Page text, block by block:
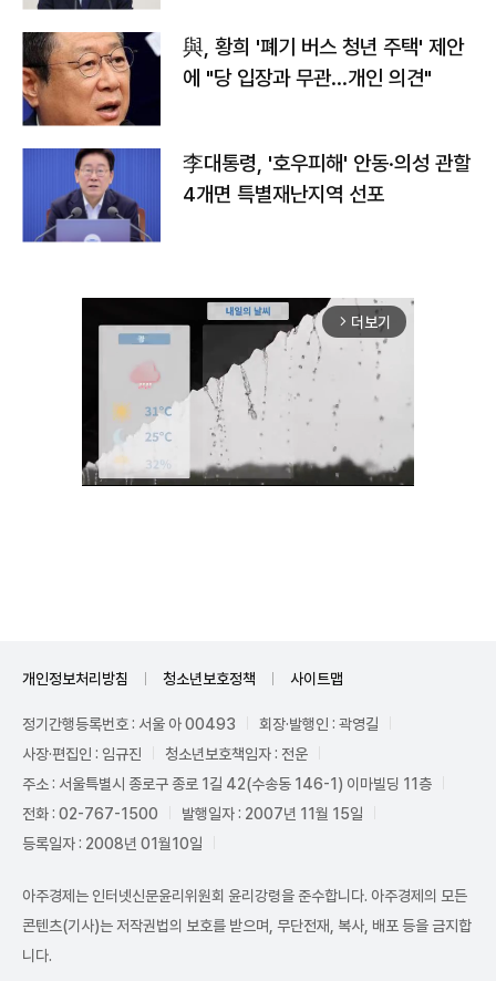
與, 황희 '폐기 버스 청년 주택' 제안
에 "당 입장과 무관…개인 의견"
李대통령, '호우피해' 안동·의성 관할
4개면 특별재난지역 선포
arrow_forward_ios 더보기
개인정보처리방침 청소년보호정책 사이트맵
정기간행등록번호 : 서울 아 00493
회장·발행인 : 곽영길
사장·편집인 : 임규진
청소년보호책임자 : 전운
주소 : 서울특별시 종로구 종로 1길 42(수송동 146-1) 이마빌딩 11층
전화 : 02-767-1500
발행일자 : 2007년 11월 15일
등록일자 : 2008년 01월10일
아주경제는 인터넷신문윤리위원회 윤리강령을 준수합니다. 아주경제의 모든
콘텐츠(기사)는 저작권법의 보호를 받으며, 무단전재, 복사, 배포 등을 금지합
니다.